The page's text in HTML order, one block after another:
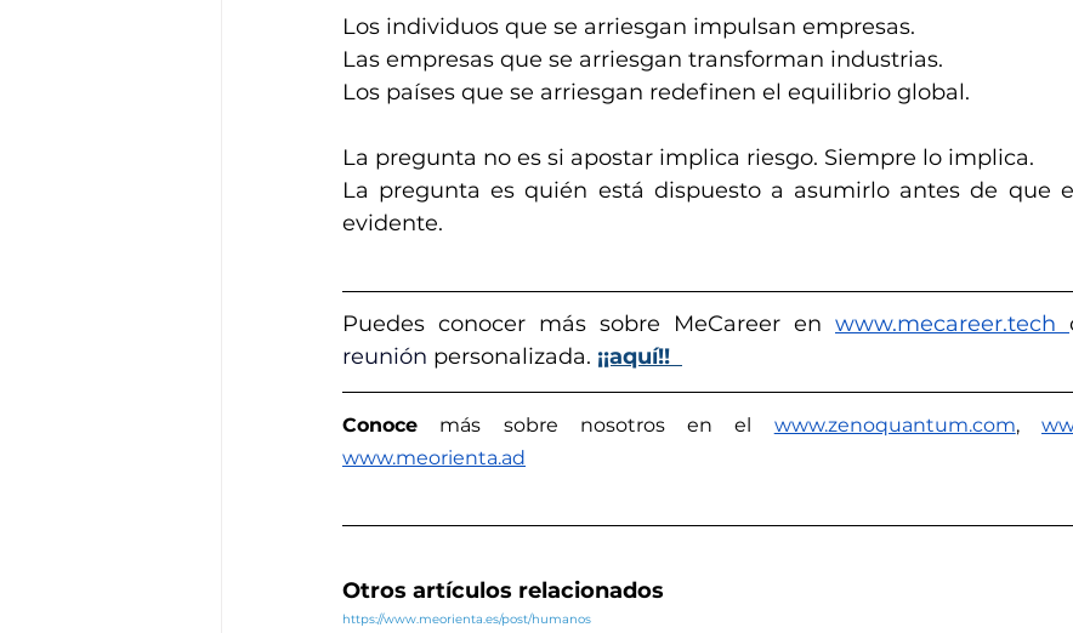
Los individuos que se arriesgan impulsan empresas.
Las empresas que se arriesgan transforman industrias.
Los países que se arriesgan redefinen el equilibrio global.
La pregunta no es si apostar implica riesgo. Siempre lo implica.
La pregunta es quién está dispuesto a asumirlo antes de que
evidente.
Puedes conocer más sobre MeCareer en www.mecareer.tech
reunión personalizada. ¡¡aquí!!
Conoce más sobre nosotros en el www.zenoquantum.com,
www.meorienta.ad
Otros artículos relacionados
https://www.meorienta.es/post/humanos